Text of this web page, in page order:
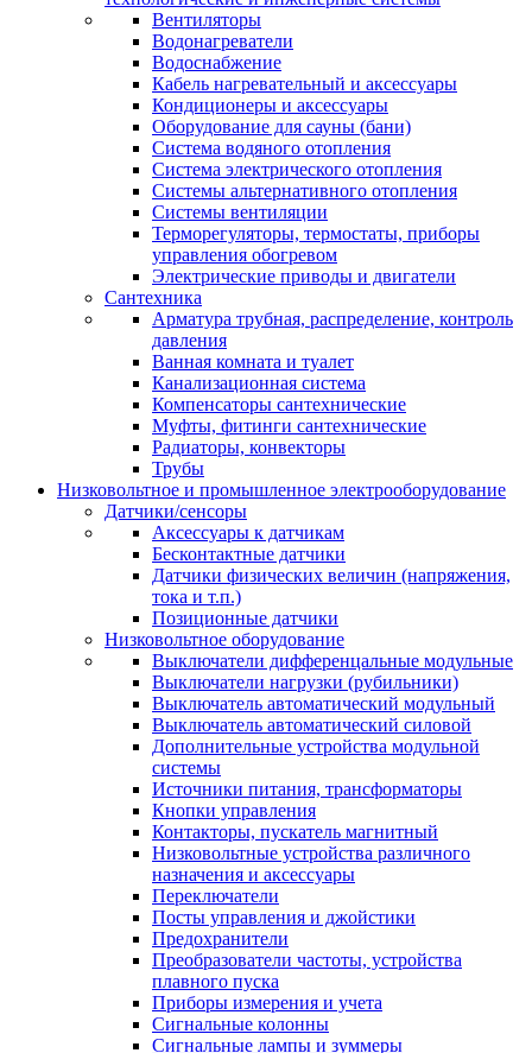
Вентиляторы
Водонагреватели
Водоснабжение
Кабель нагревательный и аксессуары
Кондиционеры и аксессуары
Оборудование для сауны (бани)
Система водяного отопления
Система электрического отопления
Системы альтернативного отопления
Системы вентиляции
Терморегуляторы, термостаты, приборы
управления обогревом
Электрические приводы и двигатели
Сантехника
Арматура трубная, распределение, контроль
давления
Ванная комната и туалет
Канализационная система
Компенсаторы сантехнические
Муфты, фитинги сантехнические
Радиаторы, конвекторы
Трубы
Низковольтное и промышленное электрооборудование
Датчики/сенсоры
Аксессуары к датчикам
Бесконтактные датчики
Датчики физических величин (напряжения,
тока и т.п.)
Позиционные датчики
Низковольтное оборудование
Выключатели дифференцальные модульные
Выключатели нагрузки (рубильники)
Выключатель автоматический модульный
Выключатель автоматический силовой
Дополнительные устройства модульной
системы
Источники питания, трансформаторы
Кнопки управления
Контакторы, пускатель магнитный
Низковольтные устройства различного
назначения и аксессуары
Переключатели
Посты управления и джойстики
Предохранители
Преобразователи частоты, устройства
плавного пуска
Приборы измерения и учета
Сигнальные колонны
Сигнальные лампы и зуммеры